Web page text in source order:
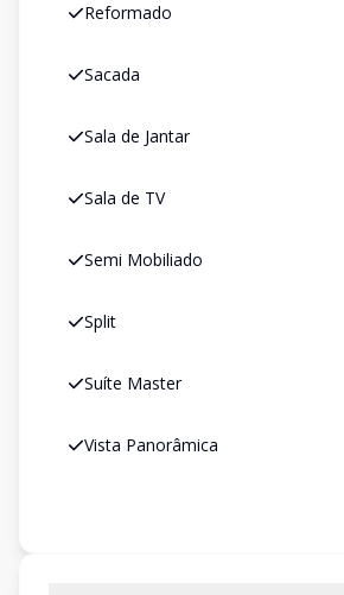
Reformado
Sacada
Sala de Jantar
Sala de TV
Semi Mobiliado
Split
Suíte Master
Vista Panorâmica